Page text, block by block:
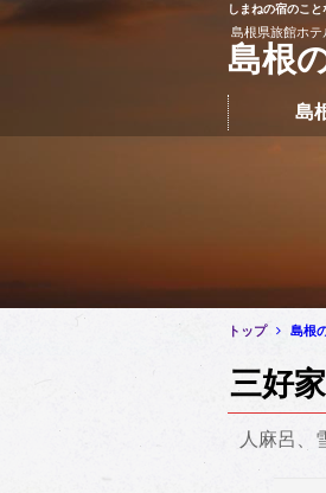
このページの本文へ移動 しまねの宿のこ
島根県旅館ホ
島根
島
トップ 島根
三好家
人麻呂、